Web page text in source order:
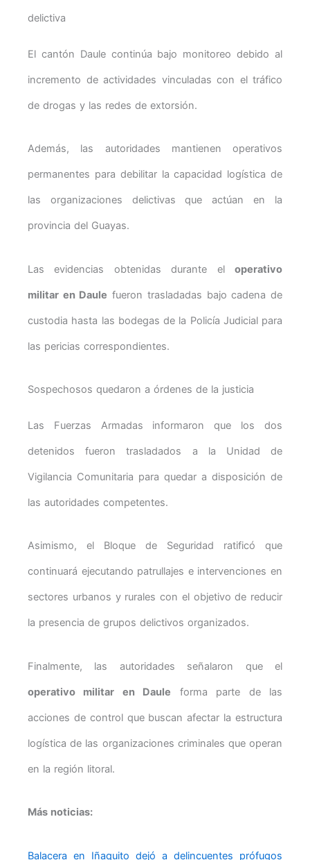
delictiva
El cantón Daule continúa bajo monitoreo debido al
incremento de actividades vinculadas con el tráfico
de drogas y las redes de extorsión.
Además, las autoridades mantienen operativos
permanentes para debilitar la capacidad logística de
las organizaciones delictivas que actúan en la
provincia del Guayas.
Las evidencias obtenidas durante el operativo
militar en Daule fueron trasladadas bajo cadena de
custodia hasta las bodegas de la Policía Judicial para
las pericias correspondientes.
Sospechosos quedaron a órdenes de la justicia
Las Fuerzas Armadas informaron que los dos
detenidos fueron trasladados a la Unidad de
Vigilancia Comunitaria para quedar a disposición de
las autoridades competentes.
Asimismo, el Bloque de Seguridad ratificó que
continuará ejecutando patrullajes e intervenciones en
sectores urbanos y rurales con el objetivo de reducir
la presencia de grupos delictivos organizados.
Finalmente, las autoridades señalaron que el
operativo militar en Daule forma parte de las
acciones de control que buscan afectar la estructura
logística de las organizaciones criminales que operan
en la región litoral.
Más noticias:
Balacera en Iñaquito dejó a delincuentes prófugos